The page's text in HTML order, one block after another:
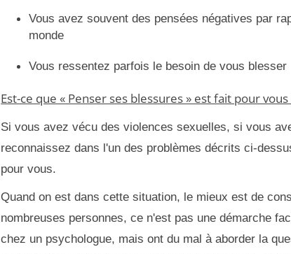
Vous avez souvent des pensées négatives par
monde
Vous ressentez parfois le besoin de vous blesser
Est-ce que « Penser ses blessures » est fait pour vous
Si vous avez vécu des violences sexuelles, si vous
reconnaissez dans l'un des problèmes décrits ci-
pour vous.
Quand on est dans cette situation, le mieux est de
nombreuses personnes, ce n'est pas une démarche
chez un psychologue, mais ont du mal à aborder la